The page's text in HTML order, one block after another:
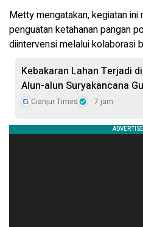
Metty mengatakan, kegiatan ini
penguatan ketahanan pangan
diintervensi melalui kolaborasi
Kebakaran Lahan Terjadi
Alun-alun Suryakancana
Cianjur Times 7 jam